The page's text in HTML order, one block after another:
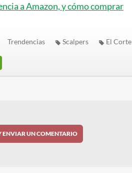
a Amazon, y cómo comprar
Trendencias Scalpers El
ENVIAR UN COMENTARIO